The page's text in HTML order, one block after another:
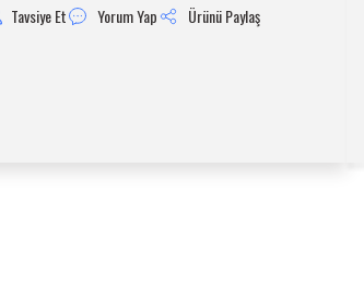
Tavsiye Et Yorum Yap
Ürünü Paylaş